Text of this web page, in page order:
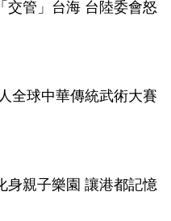
交管」台海 台陸委會怒
全球中華傳統武術大賽
身親子樂園 讓港都記憶